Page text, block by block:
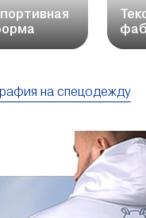
на спецодежду